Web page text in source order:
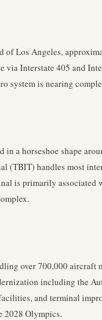
of Los Angeles,
via Interstate 405 and
system is nearing
a horseshoe shape
(TBIT) handles most
is primarily associated
over 700,000 aircraft
including the
and terminal
2028 Olympics.